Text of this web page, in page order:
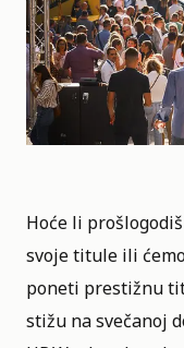
Hoće li
svoje titule ili
poneti prestižnu
stižu na svečanoj